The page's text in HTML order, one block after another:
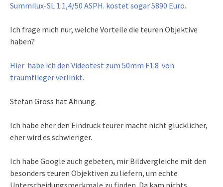
Summilux-SL 1:1,4/50 ASPH. kostet sogar 5890 Euro.
Ich frage mich nur, welche Vorteile die teuren Objektive
haben?
Hier habe ich den Videotest zum 50mm F1.8 von
traumflieger verlinkt.
Stefan Gross hat Ahnung.
Ich habe eher den Eindruck teurer macht nicht glücklicher,
eher wird es schwieriger.
Ich habe Google auch gebeten, mir Bildvergleiche mit den
besonders teuren Objektiven zu liefern, um echte